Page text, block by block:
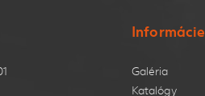
Informácie
Galéria
Katalógy